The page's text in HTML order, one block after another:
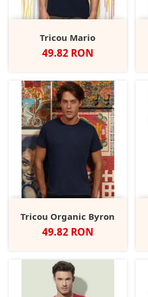
Tricou Mario
Pret
49.82 RON
Tricou Organic Byron
Pret
49.82 RON